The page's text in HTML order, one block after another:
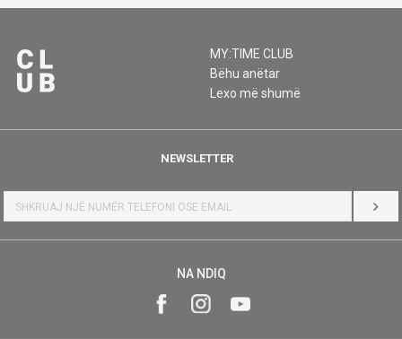
MY:TIME CLUB
Bëhu anëtar
Lexo më shumë
NEWSLETTER
HYR
NA NDIQ